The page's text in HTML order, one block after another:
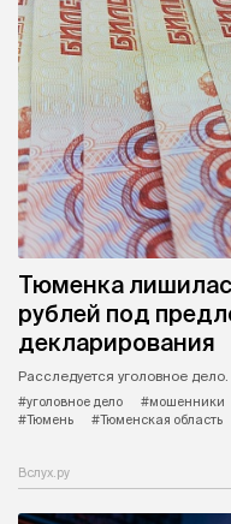
Тюменка
рублей под
декларирования
Расследуется уголовное дело.
#уголовное дело
#мошенники
#Тюмень
#Тюменская область
Вслух.ру